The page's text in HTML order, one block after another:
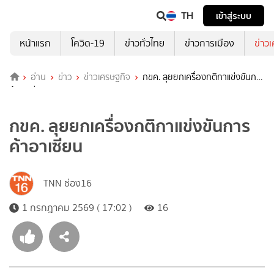
TH
เข้าสู่ระบบ
หน้าแรก
โควิด-19 ข่าวทั่วไทย ข่าวการเมือง ข่าว
อ่าน ข่าว ข่าวเศรษฐกิจ
กขค. ลุยยกเครื่องกติกาแข่งขันการ
ค้าอาเซียน
กขค. ลุยยกเครื่องกติกาแข่งขันการ
ค้าอาเซียน
TNN ช่อง16
1 กรกฎาคม 2569 ( 17:02 )
16